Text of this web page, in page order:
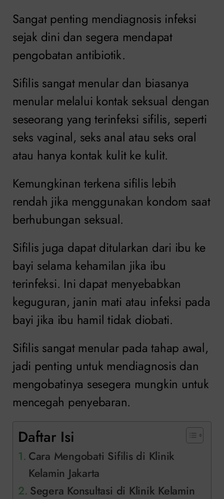
Sangat penting mendiagnosis infeksi
sejak dini dan segera mendapat
pengobatan antibiotik.
Sifilis sangat menular dan biasanya
menular melalui kontak seksual dengan
seseorang yang terinfeksi sifilis, seperti
seks vaginal, seks anal atau seks oral
atau hanya kontak kulit ke kulit.
Kemungkinan terkena sifilis lebih
rendah jika menggunakan kondom saat
berhubungan seksual.
Sifilis juga dapat ditularkan dari ibu ke
bayi selama kehamilan jika ibu
terinfeksi. Ini dapat menyebabkan
keguguran, janin mati atau infeksi pada
bayi jika ibu hamil tidak diobati.
Sifilis sangat menular pada tahap awal,
jadi penting untuk mendiagnosis dan
mengobatinya sesegera mungkin untuk
mencegah penyebaran.
Daftar Isi
Cara Mengobati Sifilis di Klinik
Kelamin Jakarta
Segera Konsultasi di Klinik Kelamin